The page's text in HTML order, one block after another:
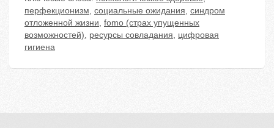
перфекционизм, социальные ожидания, синдром
отложенной жизни, fomo (страх упущенных
возможностей), ресурсы совладания, цифровая
гигиена